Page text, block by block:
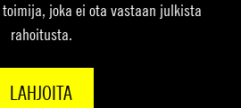
joka ei ota vastaan julkista
rahoitusta.
LAHJOITA